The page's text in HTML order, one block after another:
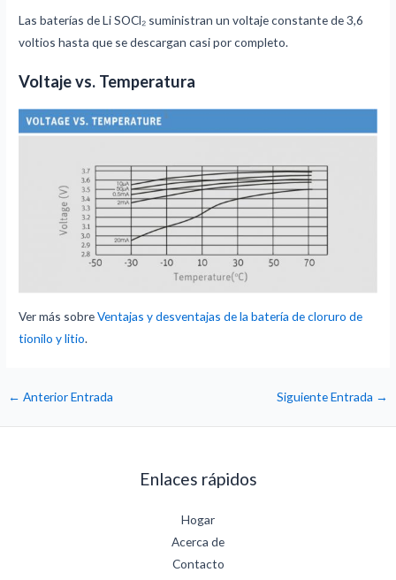
Las baterías de Li SOCl₂ suministran un voltaje constante de 3,6
voltios hasta que se descargan casi por completo.
Voltaje vs. Temperatura
Ver más sobreVentajas y desventajas de la batería de cloruro de
tionilo y litio.
← Anterior Entrada Siguiente Entrada →
Enlaces rápidos
Hogar
Acerca de
Contacto